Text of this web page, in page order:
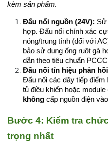
kèm sản phẩm.
Đấu nối nguồn (24V): Sử
hợp. Đấu nối chính xác
nóng/trung tính (đối với
bảo sử dụng ống ruột gà
dẫn theo tiêu chuẩn
Đấu nối tín hiệu phản
Đấu nối các dây tiếp
tủ điều khiển hoặc
không cấp nguồn điện
Bước 4: Kiểm tra
trọng nhất